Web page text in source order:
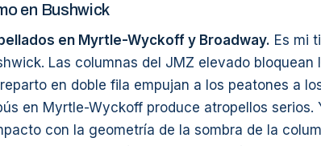
en Bushwick
en Myrtle-Wyckoff y Broadway. Es mi
Las columnas del JMZ elevado bloquean
en doble fila empujan a los peatones a
en Myrtle-Wyckoff produce atropellos serios.
con la geometría de la sombra de la